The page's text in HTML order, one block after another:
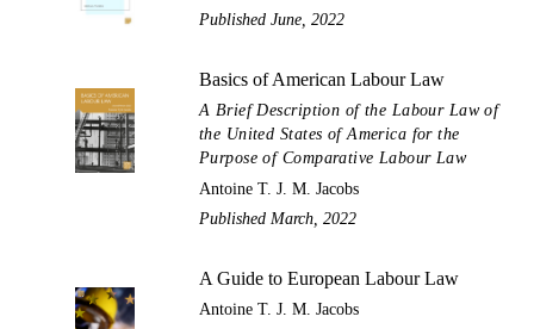
Published June, 2022
Basics of American Labour Law
A Brief Description of the Labour Law of
the United States of America for the
Purpose of Comparative Labour Law
Antoine T. J. M. Jacobs
Published March, 2022
A Guide to European Labour Law
Antoine T. J. M. Jacobs